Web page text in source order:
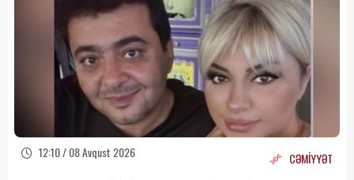
12:10 / 08 Avqust 2026 CƏMİYYƏT